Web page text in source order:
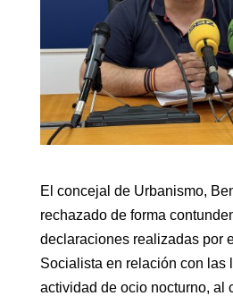
El concejal de Urbanismo,
rechazado de forma
declaraciones realizadas por
Socialista en relación con las
actividad de ocio nocturno, al